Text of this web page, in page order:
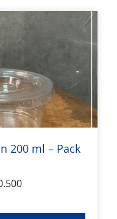
200 ml – Pack